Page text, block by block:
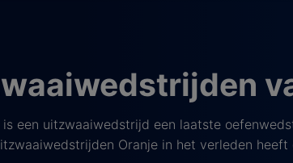
een uitzwaaiwedstrijd een laatste
Oranje in het verleden heeft